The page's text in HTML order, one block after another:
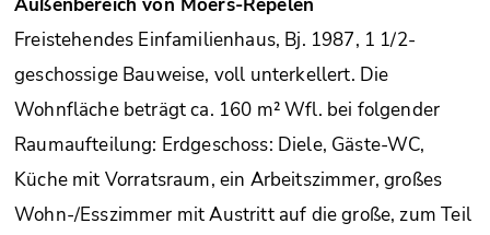
Freistehendes Einfamilienhaus, Bj. 1987, 1 1/2-
geschossige Bauweise, voll unterkellert. Die
Wohnfläche beträgt ca. 160 m² Wfl. bei folgender
Raumaufteilung: Erdgeschoss: Diele, Gäste-WC,
Küche mit Vorratsraum, ein Arbeitszimmer, großes
Wohn-/Esszimmer mit Austritt auf die große, zum Teil